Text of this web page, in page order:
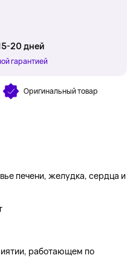
20 дней
гарантией
Оригинальный товар
печени, желудка, сердца и
работающем по